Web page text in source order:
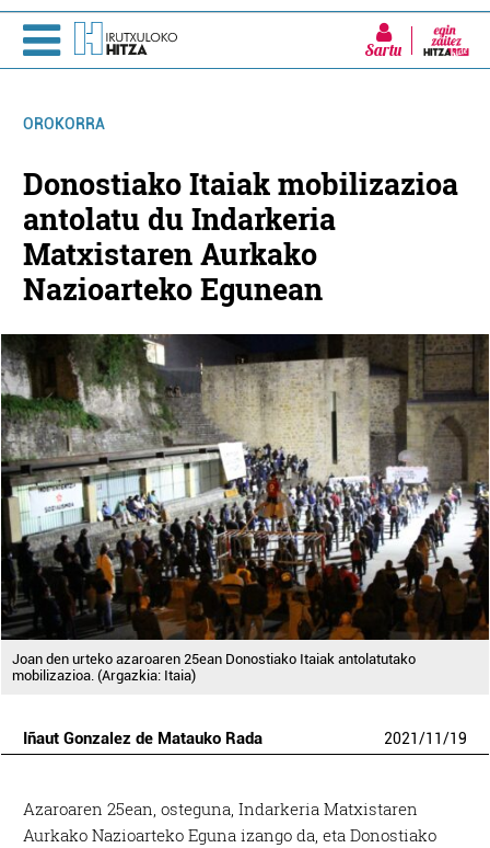
Sartu
OROKORRA
Donostiako Itaiak mobilizazioa
antolatu du Indarkeria
Matxistaren Aurkako
Nazioarteko Egunean
Joan den urteko azaroaren 25ean Donostiako Itaiak antolatutako
mobilizazioa. (Argazkia: Itaia)
Iñaut Gonzalez de Matauko Rada 2021/11/19
Azaroaren 25ean, osteguna, Indarkeria Matxistaren
Aurkako Nazioarteko Eguna izango da, eta Donostiako